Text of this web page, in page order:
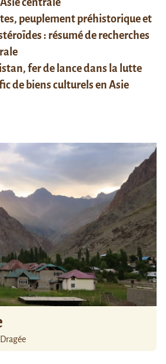
peuplement préhistorique et
: résumé de recherches
fer de lance dans la lutte
de biens culturels en Asie